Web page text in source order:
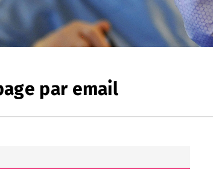
par email